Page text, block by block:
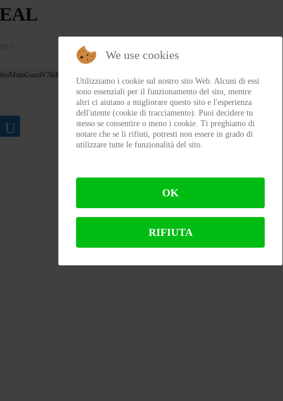
We use cookies
Utilizziamo i cookie sul nostro sito Web. Alcuni di essi
sono essenziali per il funzionamento del sito, mentre
altri ci aiutano a migliorare questo sito e l'esperienza
dell'utente (cookie di tracciamento). Puoi decidere tu
stesso se consentire o meno i cookie. Ti preghiamo di
notare che se li rifiuti, potresti non essere in grado di
utilizzare tutte le funzionalità del sito.
OK
RIFIUTA